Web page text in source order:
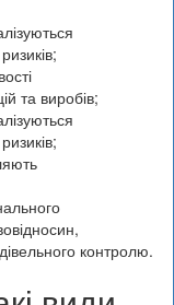
та виробів;
контролю.